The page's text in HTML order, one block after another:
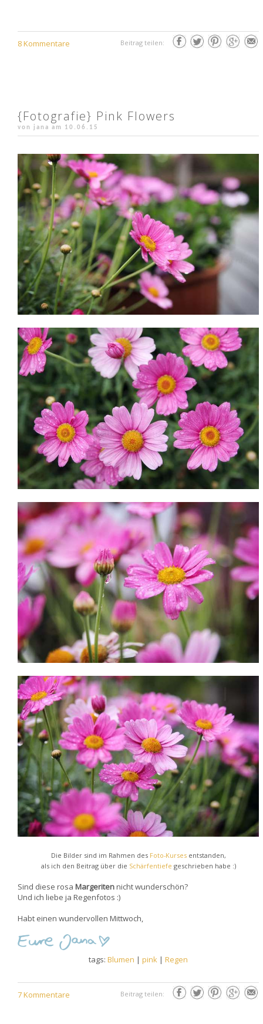
8 Kommentare Beitrag teilen:
{Fotografie} Pink Flowers
von jana am 10.06.15
Die Bilder sind im Rahmen des Foto-Kursesentstanden,
als ich den Beitrag über die Schärfentiefe geschrieben habe :)
Sind diese rosa Margeritennicht wunderschön?
Und ich liebe ja Regenfotos :)
Habt einen wundervollen Mittwoch,
tags:Blumen |pink |Regen
7 Kommentare Beitrag teilen: